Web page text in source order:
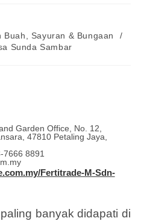
Buah, Sayuran & Bungaan
/
Sunda Sambar
Garden Office, No. 12,
47810 Petaling Jaya,
7666 8891
Fertitrade-M-Sdn-
banyak didapati di